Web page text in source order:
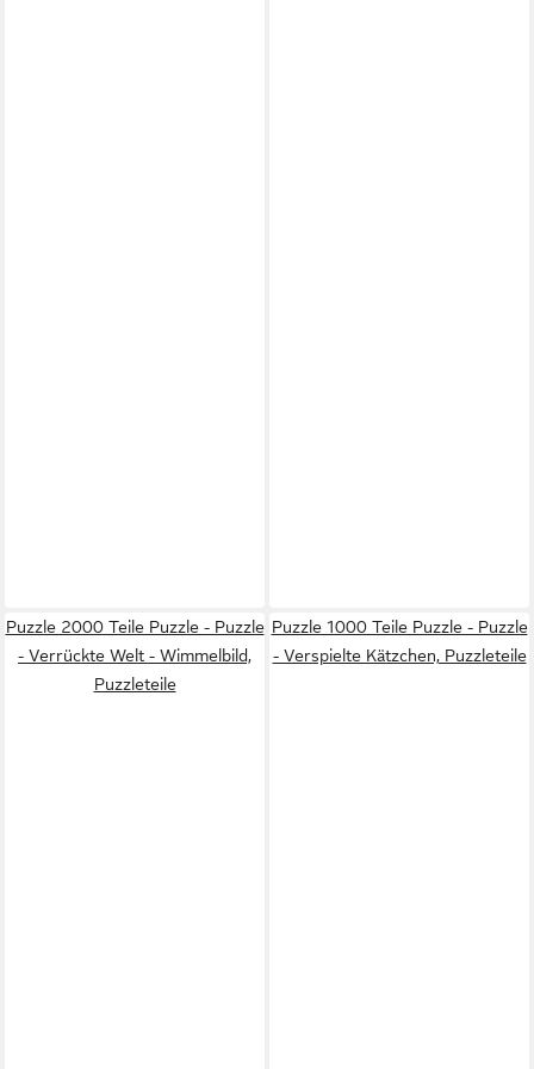
Puzzle 2000 Teile Puzzle - Puzzle
- Verrückte Welt - Wimmelbild,
Puzzleteile
Puzzle 1000 Teile Puzzle - Puzzle
- Verspielte Kätzchen, Puzzleteile